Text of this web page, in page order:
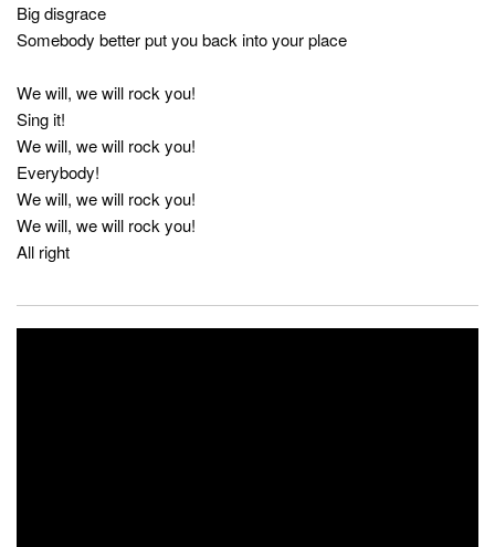
Big disgrace
Somebody better put you back into your place
We will, we will rock you!
Sing it!
We will, we will rock you!
Everybody!
We will, we will rock you!
We will, we will rock you!
All right